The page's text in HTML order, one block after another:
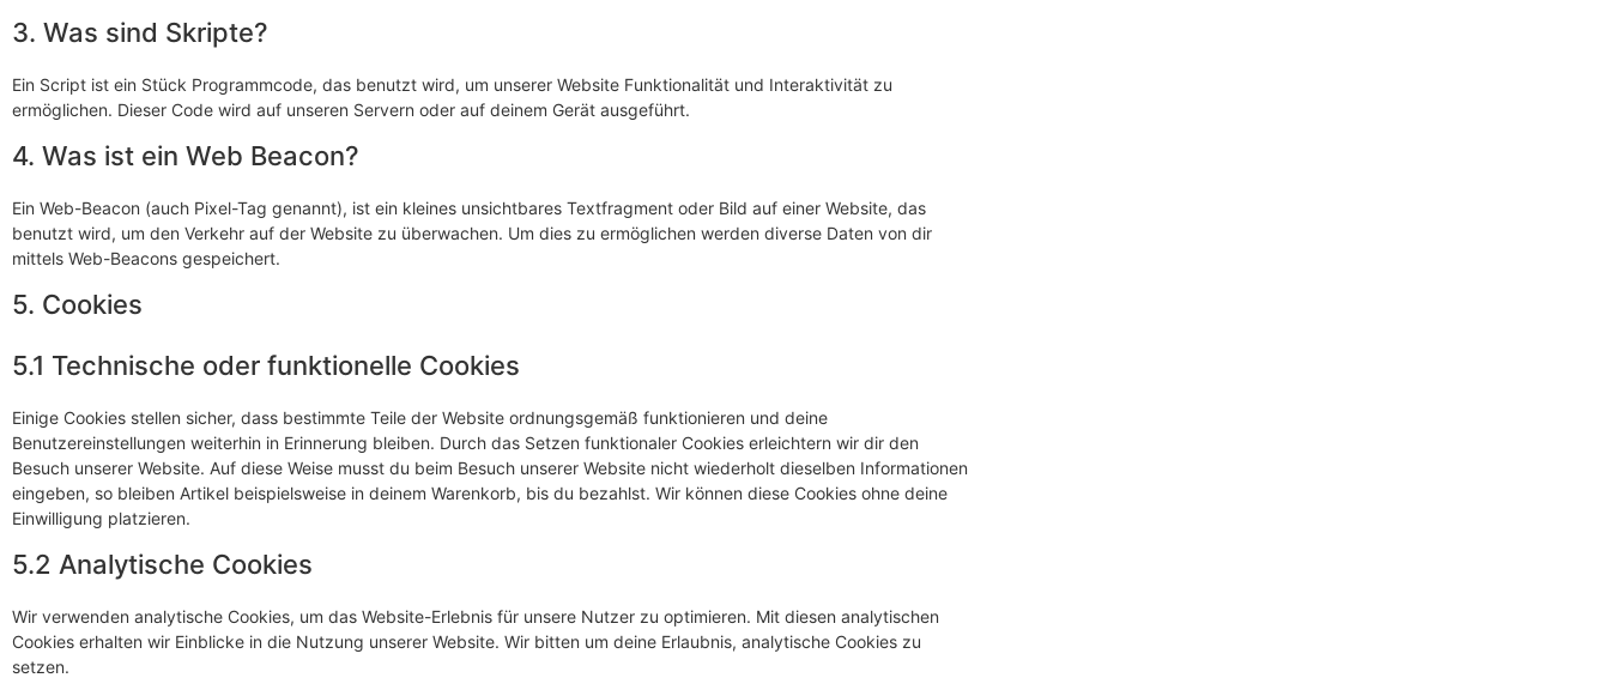
3. Was sind Skripte?
Ein Script ist ein Stück Programmcode, das benutzt wird, um unserer Website Funktionalität und Interaktivität zu
ermöglichen. Dieser Code wird auf unseren Servern oder auf deinem Gerät ausgeführt.
4. Was ist ein Web Beacon?
Ein Web-Beacon (auch Pixel-Tag genannt), ist ein kleines unsichtbares Textfragment oder Bild auf einer Website, das
benutzt wird, um den Verkehr auf der Website zu überwachen. Um dies zu ermöglichen werden diverse Daten von dir
mittels Web-Beacons gespeichert.
5. Cookies
5.1 Technische oder funktionelle Cookies
Einige Cookies stellen sicher, dass bestimmte Teile der Website ordnungsgemäß funktionieren und deine
Benutzereinstellungen weiterhin in Erinnerung bleiben. Durch das Setzen funktionaler Cookies erleichtern wir dir den
Besuch unserer Website. Auf diese Weise musst du beim Besuch unserer Website nicht wiederholt dieselben Informationen
eingeben, so bleiben Artikel beispielsweise in deinem Warenkorb, bis du bezahlst. Wir können diese Cookies ohne deine
Einwilligung platzieren.
5.2 Analytische Cookies
Wir verwenden analytische Cookies, um das Website-Erlebnis für unsere Nutzer zu optimieren. Mit diesen analytischen
Cookies erhalten wir Einblicke in die Nutzung unserer Website. Wir bitten um deine Erlaubnis, analytische Cookies zu
setzen.